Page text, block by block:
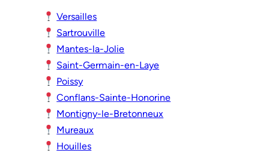
Versailles
Sartrouville
Mantes-la-Jolie
Saint-Germain-en-Laye
Poissy
Conflans-Sainte-Honorine
Montigny-le-Bretonneux
Mureaux
Houilles